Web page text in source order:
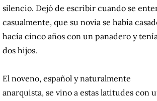
silencio. Dejó de escribir cuando se
casualmente, que su novia se había
hacía cinco años con un panadero y
dos hijos.
El noveno, español y naturalmente
anarquista, se vino a estas latitudes con